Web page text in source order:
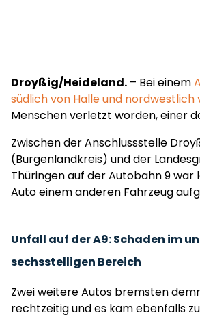
Droyßig/Heideland. – Bei einem
südlich von Halle und nordwestlich
Menschen verletzt worden, einer
Zwischen der Anschlussstelle
(Burgenlandkreis) und der
Thüringen auf der Autobahn 9 war
Auto einem anderen Fahrzeug
Unfall auf der A9: Schaden im
sechsstelligen Bereich
Zwei weitere Autos bremsten
rechtzeitig und es kam ebenfalls